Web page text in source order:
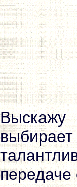
Выскажу
передаче